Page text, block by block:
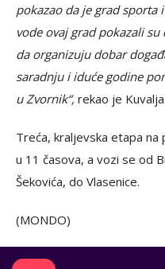
pokazao da je grad
vode ovaj grad pokazali
da organizuju dobar
saradnju i iduće godine
u Zvornik“, rekao je Kuvalja.
Treća, kraljevska etapa
u 11 časova, a vozi se od
Šekovića, do Vlasenice.
(MONDO)